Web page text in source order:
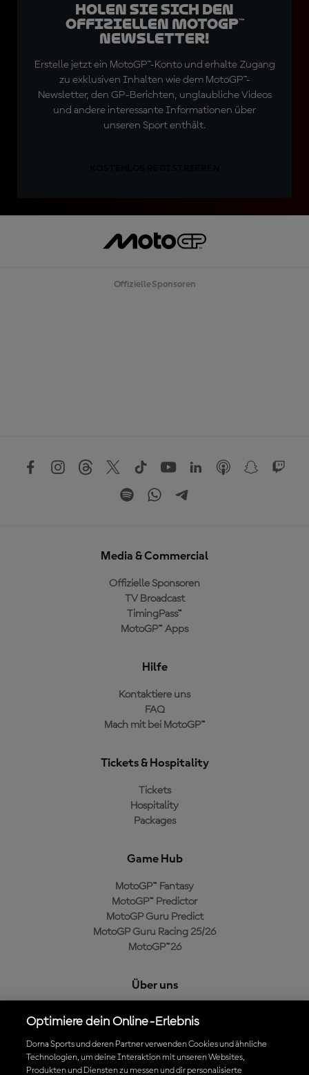
Holen Sie sich den
offiziellen MotoGP™
Newsletter!
Erstelle jetzt ein MotoGP™-Konto und erhalte Zugang
zu exklusiven Inhalten wie dem MotoGP™-
Newsletter, den GP-Berichten, unglaubliche Videos
und andere interessante Informationen über
unseren Sport enthält.
Offizielle Sponsoren
Media & Commercial
Offizielle Sponsoren
TV Broadcast
TimingPass™
MotoGP™ Apps
Hilfe
Kontaktiere uns
FAQ
Mach mit bei MotoGP™
Tickets & Hospitality
Tickets
Hospitality
Packages
Game Hub
MotoGP™ Fantasy
MotoGP™ Predictor
MotoGP Guru Predict
MotoGP Guru Racing 25/26
MotoGP™26
Über uns
Cookie-Richtlinien
Geschäftsbedingungen
Datenschutzrichtlinien
Optimiere dein Online-Erlebnis
Dorna Sports und deren Partner verwenden Cookies und ähnliche
Technologien, um deine Interaktion mit unseren Websites,
Produkten und Diensten zu messen und dir personalisierte